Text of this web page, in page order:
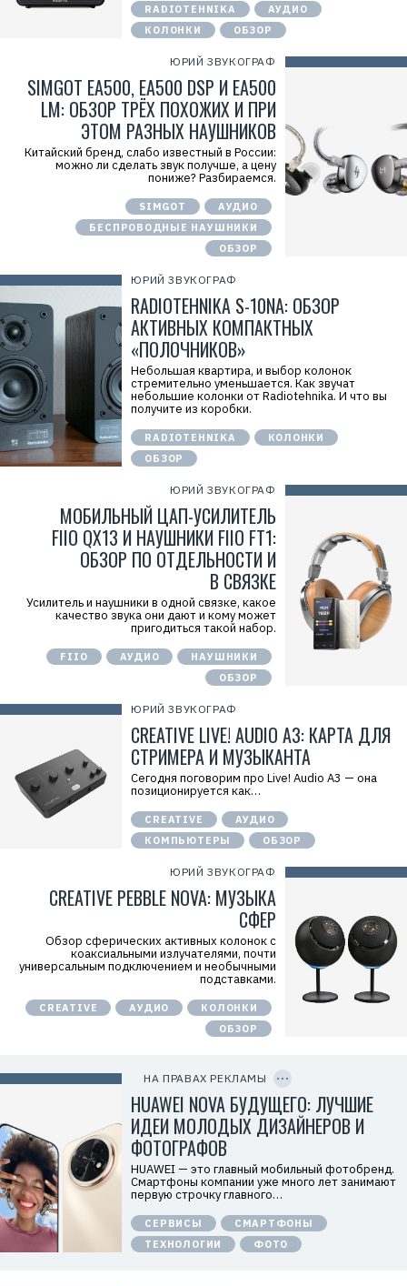
RADIOTEHNIKA
АУДИО
КОЛОНКИ
ОБЗОР
ЮРИЙ ЗВУКОГРАФ
SIMGOT EA500, EA500 DSP И EA500
LM: ОБЗОР ТРЁХ ПОХОЖИХ И ПРИ
ЭТОМ РАЗНЫХ НАУШНИКОВ
Китайский бренд, слабо известный в России:
можно ли сделать звук получше, а цену
пониже? Разбираемся.
SIMGOT
АУДИО
БЕСПРОВОДНЫЕ НАУШНИКИ
ОБЗОР
ЮРИЙ ЗВУКОГРАФ
RADIOTEHNIKA S-10NA: ОБЗОР
АКТИВНЫХ КОМПАКТНЫХ
«ПОЛОЧНИКОВ»
Небольшая квартира, и выбор колонок
стремительно уменьшается. Как звучат
небольшие колонки от Radiotehnika. И что вы
получите из коробки.
RADIOTEHNIKA
КОЛОНКИ
ОБЗОР
ЮРИЙ ЗВУКОГРАФ
МОБИЛЬНЫЙ ЦАП-УСИЛИТЕЛЬ
FIIO QX13 И НАУШНИКИ FIIO FT1:
ОБЗОР ПО ОТДЕЛЬНОСТИ И
В СВЯЗКЕ
Усилитель и наушники в одной связке, какое
качество звука они дают и кому может
пригодиться такой набор.
FIIO АУДИО
НАУШНИКИ
ОБЗОР
ЮРИЙ ЗВУКОГРАФ
CREATIVE LIVE! AUDIO A3: КАРТА ДЛЯ
СТРИМЕРА И МУЗЫКАНТА
Cегодня поговорим про Live! Audio A3 — она
позиционируется как…
CREATIVE
АУДИО
КОМПЬЮТЕРЫ
ОБЗОР
ЮРИЙ ЗВУКОГРАФ
CREATIVE PEBBLE NOVA: МУЗЫКА
СФЕР
Обзор сферических активных колонок с
коаксиальными излучателями, почти
универсальным подключением и необычными
подставками.
CREATIVE АУДИО
КОЛОНКИ
ОБЗОР
НА ПРАВАХ РЕКЛАМЫ
r
i
d
=
2
x
y
W
c
е
к
л
О
О
О
«
х
к
м
п
а
н
I
HUAWEI NOVA БУДУЩЕГО: ЛУЧШИЕ
ИДЕИ МОЛОДЫХ ДИЗАЙНЕРОВ И
ФОТОГРАФОВ
HUAWEI — это главный мобильный фотобренд.
Смартфоны компании уже много лет занимают
первую строчку главного…
СЕРВИСЫ
СМАРТФОНЫ
ТЕХНОЛОГИИ
ФОТО